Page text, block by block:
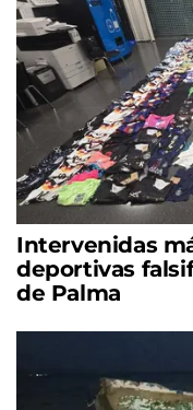
Intervenidas
deportivas
de Palma